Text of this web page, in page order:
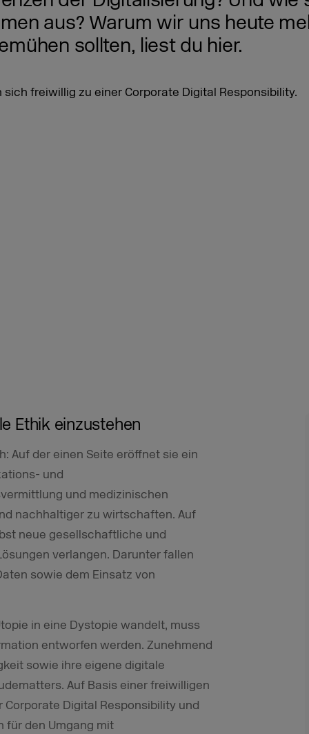
aus? Warum wir uns heute
sollten, liest du hier.
Ethik einzustehen
Auf der einen Seite eröffnet sie ein
und
und medizinischen
nachhaltiger zu wirtschaften. Auf
neue gesellschaftliche und
verlangen. Darunter fallen
sowie dem Einsatz von
in eine Dystopie wandelt, muss
entworfen werden. Zunehmend
sowie ihre eigene digitale
Auf Basis einer freiwilligen
Digital Responsibility und
für den Umgang mit